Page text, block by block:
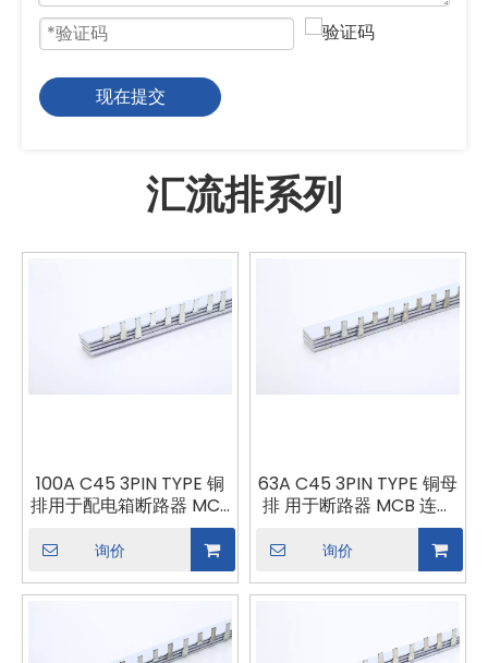
现在提交
汇流排系列
100A C45 3PIN TYPE 铜
排用于配电箱断路器 MCB
连接器 母排连接
询价
63A C45 3PIN TYPE 铜母
排 用于断路器 MCB 连接
询价